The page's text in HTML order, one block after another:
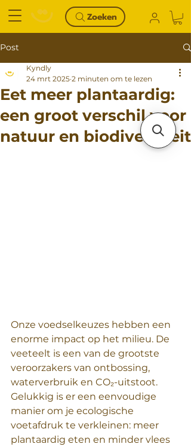
Zoeken
Post
Eet meer plantaardig:
een groot verschil voor
natuur en biodiversiteit
Kyndly
24 mrt 2025 2 minuten om te lezen
Onze voedselkeuzes hebben een
enorme impact op het milieu. De
veeteelt is een van de grootste
veroorzakers van ontbossing,
waterverbruik en CO₂-uitstoot.
Gelukkig is er een eenvoudige
manier om je ecologische
voetafdruk te verkleinen: meer
plantaardig eten en minder vlees